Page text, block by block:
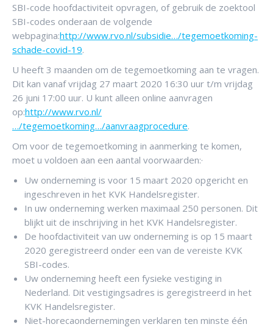
SBI-code hoofdactiviteit opvragen, of gebruik de zoektool
SBI-codes onderaan de volgende
webpagina:http://www.rvo.nl/subsidie…/tegemoetkoming-
schade-covid-19.
U heeft 3 maanden om de tegemoetkoming aan te vragen.
Dit kan vanaf vrijdag 27 maart 2020 16:30 uur t/m vrijdag
26 juni 17:00 uur. U kunt alleen online aanvragen
op:http://www.rvo.nl/
…/tegemoetkoming…/aanvraagprocedure.
Om voor de tegemoetkoming in aanmerking te komen,
moet u voldoen aan een aantal voorwaarden:·
Uw onderneming is voor 15 maart 2020 opgericht en
ingeschreven in het KVK Handelsregister.
In uw onderneming werken maximaal 250 personen. Dit
blijkt uit de inschrijving in het KVK Handelsregister.
De hoofdactiviteit van uw onderneming is op 15 maart
2020 geregistreerd onder een van de vereiste KVK
SBI-codes.
Uw onderneming heeft een fysieke vestiging in
Nederland. Dit vestigingsadres is geregistreerd in het
KVK Handelsregister.
Niet-horecaondernemingen verklaren ten minste één